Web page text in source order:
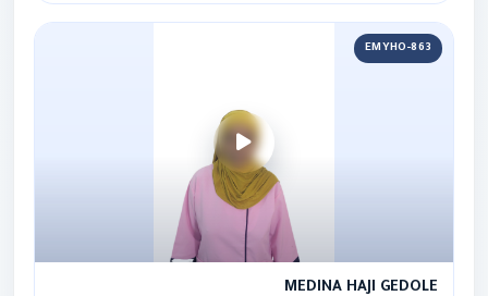
EMYHO-863
MEDINA HAJI GEDOLE